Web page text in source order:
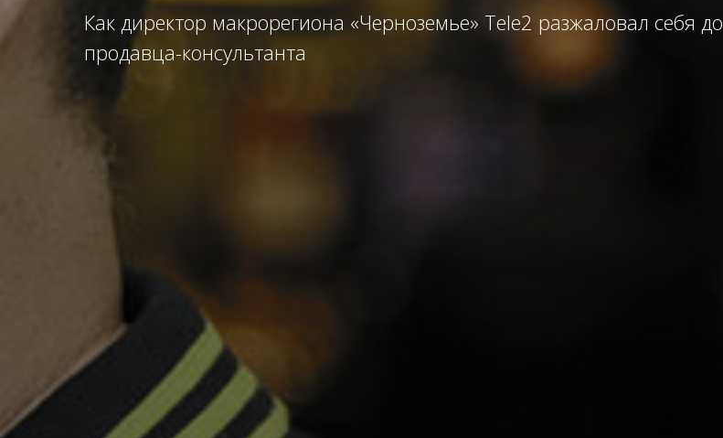
Как директор макрорегиона «Черноземье» Tele2 разжаловал себя до
продавца-консультанта